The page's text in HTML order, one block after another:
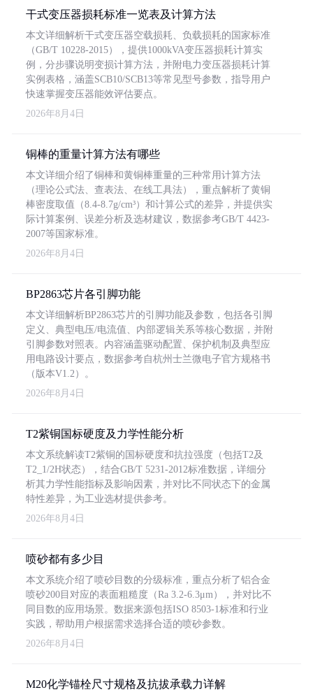
干式变压器损耗标准一览表及计算方法
本文详细解析干式变压器空载损耗、负载损耗的国家标准
（GB/T 10228-2015），提供1000kVA变压器损耗计算实
例，分步骤说明变损计算方法，并附电力变压器损耗计算
实例表格，涵盖SCB10/SCB13等常见型号参数，指导用户
快速掌握变压器能效评估要点。
2026年8月4日
铜棒的重量计算方法有哪些
本文详细介绍了铜棒和黄铜棒重量的三种常用计算方法
（理论公式法、查表法、在线工具法），重点解析了黄铜
棒密度取值（8.4-8.7g/cm³）和计算公式的差异，并提供实
际计算案例、误差分析及选材建议，数据参考GB/T 4423-
2007等国家标准。
2026年8月4日
BP2863芯片各引脚功能
本文详细解析BP2863芯片的引脚功能及参数，包括各引脚
定义、典型电压/电流值、内部逻辑关系等核心数据，并附
引脚参数对照表。内容涵盖驱动配置、保护机制及典型应
用电路设计要点，数据参考自杭州士兰微电子官方规格书
（版本V1.2）。
2026年8月4日
T2紫铜国标硬度及力学性能分析
本文系统解读T2紫铜的国标硬度和抗拉强度（包括T2及
T2_1/2H状态），结合GB/T 5231-2012标准数据，详细分
析其力学性能指标及影响因素，并对比不同状态下的金属
特性差异，为工业选材提供参考。
2026年8月4日
喷砂都有多少目
本文系统介绍了喷砂目数的分级标准，重点分析了铝合金
喷砂200目对应的表面粗糙度（Ra 3.2-6.3μm），并对比不
同目数的应用场景。数据来源包括ISO 8503-1标准和行业
实践，帮助用户根据需求选择合适的喷砂参数。
2026年8月4日
M20化学锚栓尺寸规格及抗拔承载力详解